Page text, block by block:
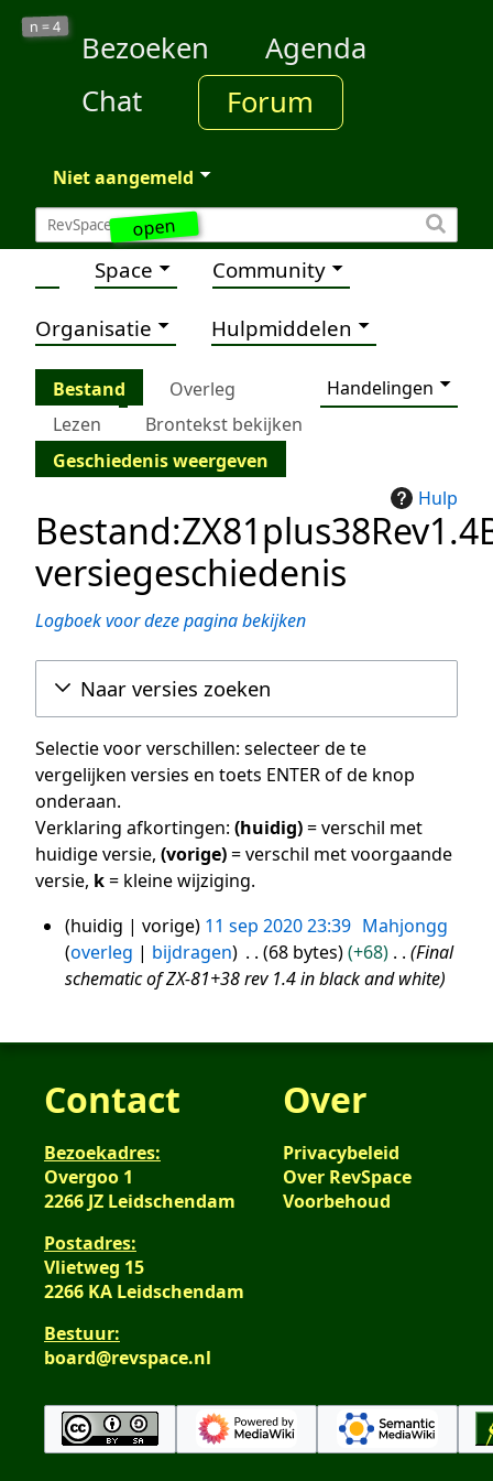
open
n =4
Bezoeken
Agenda
Chat
Forum
Niet aangemeld
Space Community
Organisatie Hulpmiddelen
Bestand Overleg
Handelingen
Lezen
Brontekst bekijken
Geschiedenis weergeven
Hulp
versiegeschiedenis
Logboek voor deze pagina bekijken
Naar versies zoeken
Selectie voor verschillen: selecteer de te
vergelijken versies en toets ENTER of de knop
onderaan.
Verklaring afkortingen: (huidig)= verschil met
huidige versie, (vorige)= verschil met voorgaande
versie, k= kleine wijziging.
11
sep
2020
huidig vorige 11 sep 2020 23:39 Mahjongg
overleg
bijdragen 68 bytes +68
Final
schematic of ZX-81+38 rev 1.4 in black and white
Contact
Bezoekadres:
Overgoo 1
2266 JZ Leidschendam
Postadres:
Vlietweg 15
2266 KA Leidschendam
Bestuur:
board@revspace.nl
Over
Privacybeleid
Over RevSpace
Voorbehoud